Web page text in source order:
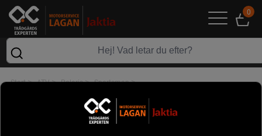
0
Start> ATV> Polaris> Sportsman>